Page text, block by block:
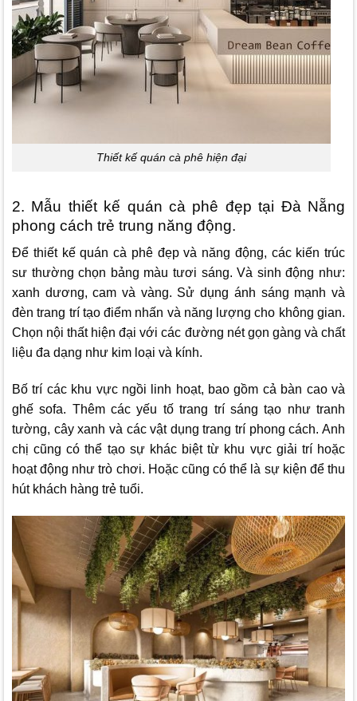
Thiết kế quán cà phê hiện đại
2. Mẫu thiết kế quán cà phê đẹp tại Đà Nẵng
phong cách trẻ trung năng động.
Để thiết kế quán cà phê đẹp và năng động, các kiến trúc
sư thường chọn bảng màu tươi sáng. Và sinh động như:
xanh dương, cam và vàng. Sử dụng ánh sáng mạnh và
đèn trang trí tạo điểm nhấn và năng lượng cho không gian.
Chọn nội thất hiện đại với các đường nét gọn gàng và chất
liệu đa dạng như kim loại và kính.
Bố trí các khu vực ngồi linh hoạt, bao gồm cả bàn cao và
ghế sofa. Thêm các yếu tố trang trí sáng tạo như tranh
tường, cây xanh và các vật dụng trang trí phong cách. Anh
chị cũng có thể tạo sự khác biệt từ khu vực giải trí hoặc
hoạt động như trò chơi. Hoặc cũng có thể là sự kiện để thu
hút khách hàng trẻ tuổi.